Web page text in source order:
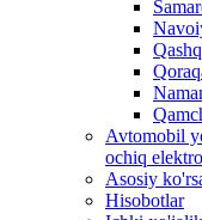
Avtomobil
ochiq
Asosiy
Hisobotlar